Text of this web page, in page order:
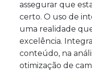
assegurar que
certo. O uso de
uma realidade
excelência.
conteúdo, na
otimização de